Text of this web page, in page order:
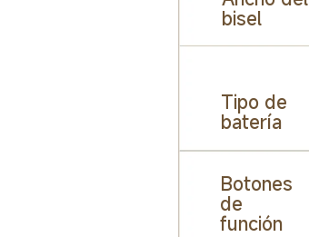
bisel
Tipo de
batería
Botones
de
función